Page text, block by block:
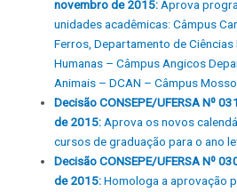
novembro de 2015:Aprova
unidades acadêmicas: Câmpus
Ferros, Departamento de
Humanas – Câmpus Angicos
Animais – DCAN – Câmpus
Decisão CONSEPE/UFERSA Nº
de 2015:Aprova os novos
cursos de graduação para o ano
Decisão CONSEPE/UFERSA Nº
de 2015:Homologa a aprovação